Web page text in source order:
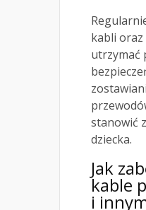
kabli
utrzymać
stanowić
dziecka.
Jak
kable
i